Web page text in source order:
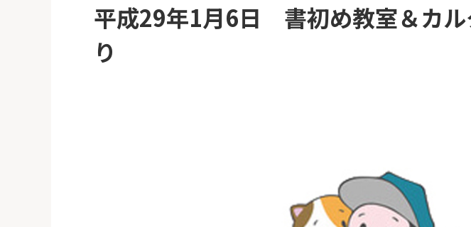
平成29年1月6日 書初め教室＆カル
り